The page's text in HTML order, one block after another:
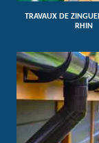
TRAVAUX DE
RHIN